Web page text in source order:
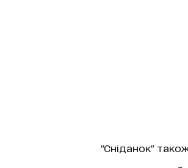
"Сніданок"